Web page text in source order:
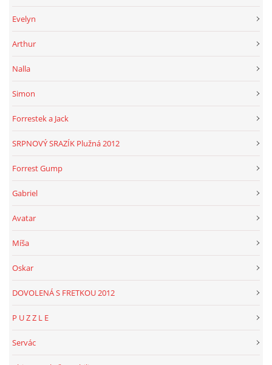
Evelyn
Arthur
Nalla
Simon
Forrestek a Jack
SRPNOVÝ SRAZÍK Plužná 2012
Forrest Gump
Gabriel
Avatar
Míša
Oskar
DOVOLENÁ S FRETKOU 2012
P U Z Z L E
Servác